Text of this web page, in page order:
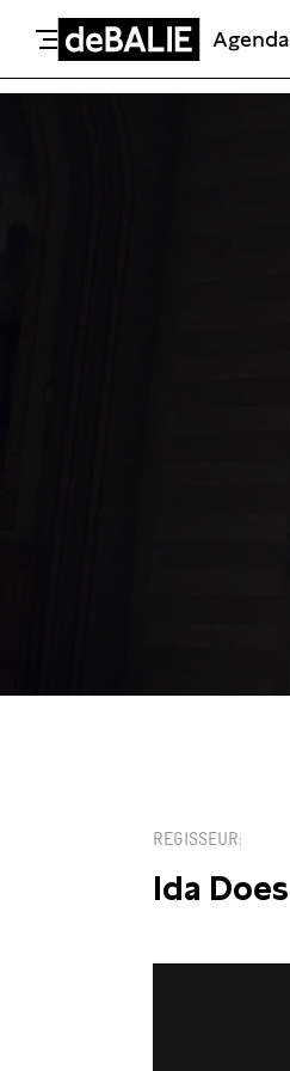
De Balie
Agenda
REGISSEUR
Ida Does